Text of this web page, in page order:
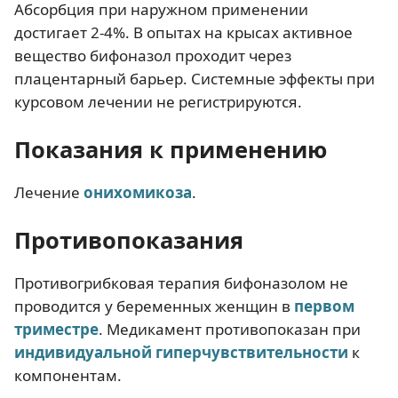
Абсорбция при наружном применении
достигает 2-4%. В опытах на крысах активное
вещество бифоназол проходит через
плацентарный барьер. Системные эффекты при
курсовом лечении не регистрируются.
Показания к применению
Лечение онихомикоза.
Противопоказания
Противогрибковая терапия бифоназолом не
проводится у беременных женщин в первом
триместре. Медикамент противопоказан при
индивидуальной гиперчувствительности к
компонентам.